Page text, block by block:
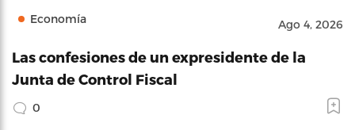
Economía Ago 4, 2026
Las confesiones de un expresidente de la
Junta de Control Fiscal
0